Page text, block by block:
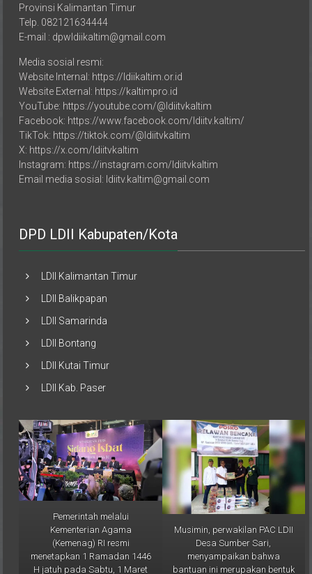
Telp. 082121634444
E-mail : dpwldiikaltim@gmail.com
Website Internal: https://ldiikaltim.or.id
Website External: https://kaltimpro.id
YouTube: https://youtube.com/@ldiitvkaltim
Facebook: https://www.facebook.com/ldiitv.kaltim/
TikTok: https://tiktok.com/@ldiitvkaltim
X: https://x.com/ldiitvkaltim
Instagram: https://instagram.com/ldiitvkaltim
Email media sosial: ldiitv.kaltim@gmail.com
LDII Samarinda
LDII Kutai Timur
Pemerintah melalui
Kementerian Agama
(Kemenag) RI resmi
menetapkan 1 Ramadan 1446
H jatuh pada Sabtu, 1 Maret
2025. Keputusan ini
Musimin, perwakilan PAC LDII
Desa Sumber Sari,
menyampaikan bahwa
bantuan ini merupakan bentuk
nyata kepedulian LDII